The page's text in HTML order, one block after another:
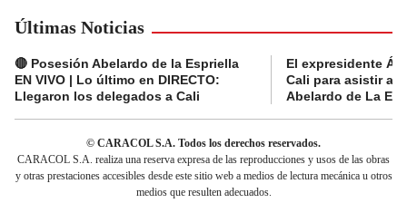
Últimas Noticias
🔴 Posesión Abelardo de la Espriella
EN VIVO | Lo último en DIRECTO:
Llegaron los delegados a Cali
El expresidente
Cali para asistir a
Abelardo de La
© CARACOL S.A. Todos los derechos reservados.
CARACOL S.A. realiza una reserva expresa de las reproducciones y usos de las obras
y otras prestaciones accesibles desde este sitio web a medios de lectura mecánica u otros
medios que resulten adecuados.